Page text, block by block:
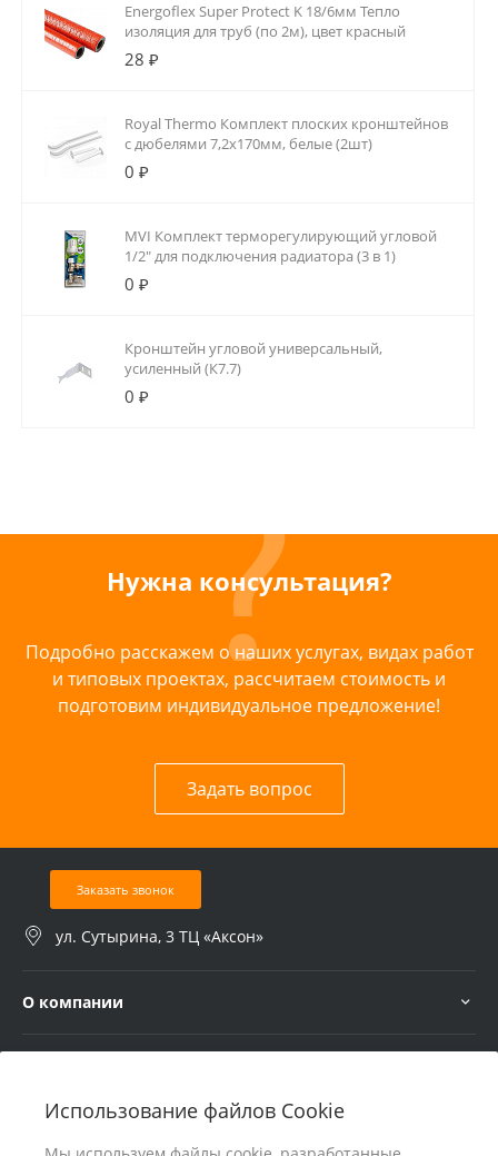
Использование файлов Cookie
Energoflex Super Protect K 18/6мм Тепло
изоляция для труб (по 2м), цвет красный
28 ₽
Royal Thermo Комплект плоских кронштейнов
с дюбелями 7,2х170мм, белые (2шт)
0 ₽
MVI Комплект терморегулирующий угловой
1/2" для подключения радиатора (3 в 1)
0 ₽
Кронштейн угловой универсальный,
усиленный (К7.7)
0 ₽
Нужна консультация?
Подробно расскажем о наших услугах, видах работ
и типовых проектах, рассчитаем стоимость и
подготовим индивидуальное предложение!
Задать вопрос
Заказать звонок
ул. Сутырина, 3 ТЦ «Аксон»
О компании